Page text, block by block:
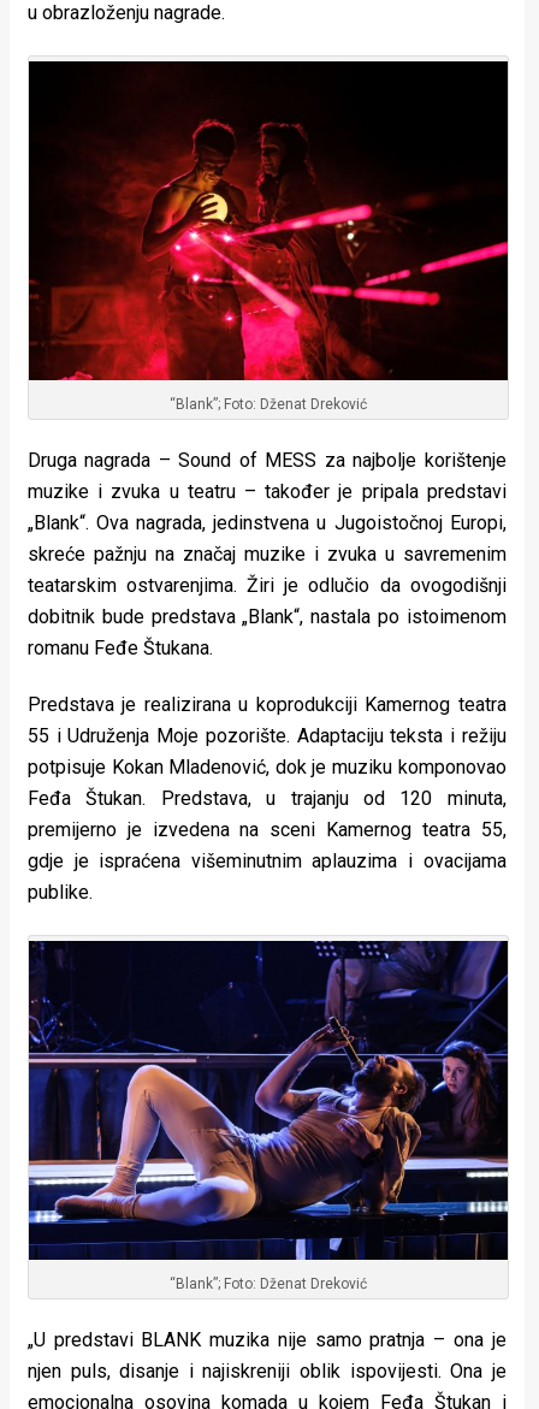
u obrazloženju nagrade.
“Blank”; Foto: Dženat Dreković
Druga nagrada – Sound of MESS za najbolje korištenje
muzike i zvuka u teatru – također je pripala predstavi
„Blank“. Ova nagrada, jedinstvena u Jugoistočnoj Europi,
skreće pažnju na značaj muzike i zvuka u savremenim
teatarskim ostvarenjima. Žiri je odlučio da ovogodišnji
dobitnik bude predstava „Blank“, nastala po istoimenom
romanu Feđe Štukana.
Predstava je realizirana u koprodukciji Kamernog teatra
55 i Udruženja Moje pozorište. Adaptaciju teksta i režiju
potpisuje Kokan Mladenović, dok je muziku komponovao
Feđa Štukan. Predstava, u trajanju od 120 minuta,
premijerno je izvedena na sceni Kamernog teatra 55,
gdje je ispraćena višeminutnim aplauzima i ovacijama
publike.
“Blank”; Foto: Dženat Dreković
„U predstavi BLANK muzika nije samo pratnja – ona je
njen puls, disanje i najiskreniji oblik ispovijesti. Ona je
emocionalna osovina komada u kojem Feđa Štukan i